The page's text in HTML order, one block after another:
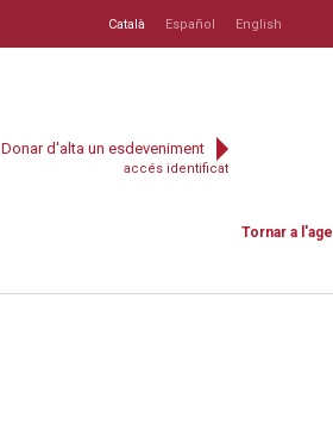
Català Español English
Donar d'alta un esdeveniment
accés identificat
Tornar a